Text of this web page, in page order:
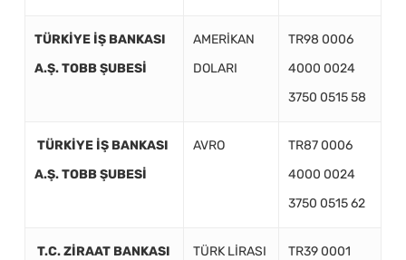
TÜRKİYE İŞ BANKASI
A.Ş. TOBB ŞUBESİ
AMERİKAN
DOLARI
TR98 0006
4000 0024
3750 0515 58
TÜRKİYE İŞ BANKASI
A.Ş. TOBB ŞUBESİ
AVRO
TR87 0006
4000 0024
3750 0515 62
T.C. ZİRAAT BANKASI
TÜRK LİRASI
TR39 0001